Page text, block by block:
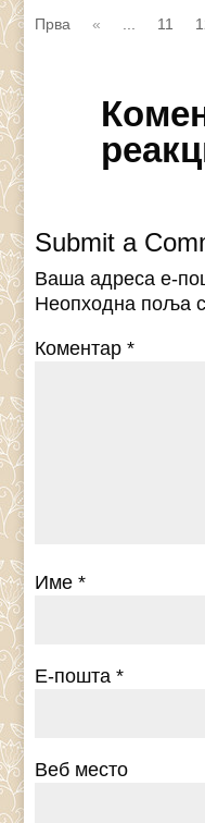
Прва
« 11
Submit a
Ваша адреса е-
Неопходна поља
Коментар*
Име*
Е-пошта*
Веб место